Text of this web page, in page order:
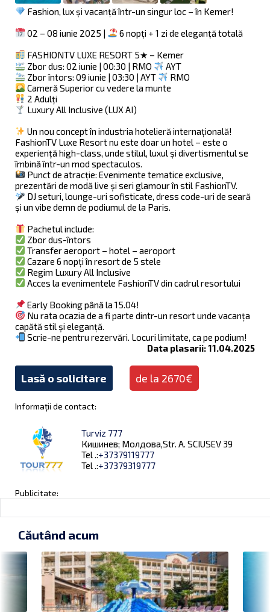
Fashion, lux și vacanță într-un singur loc – în Kemer!
02 – 08 iunie 2025 |
6 nopți + 1 zi de eleganță totală
FASHIONTV LUXE RESORT 5★ – Kemer
Zbor dus: 02 iunie | 00:30 | RMO
AYT
Zbor întors: 09 iunie | 03:30 | AYT
RMO
Cameră Superior cu vedere la munte
2 Adulți
Luxury All Inclusive (LUX AI)
Un nou concept în industria hotelieră internațională!
FashionTV Luxe Resort nu este doar un hotel – este o
experiență high-class, unde stilul, luxul și divertismentul se
îmbină într-un mod spectaculos.
Punct de atracție: Evenimente tematice exclusive,
prezentări de modă live și seri glamour în stil FashionTV.
DJ seturi, lounge-uri sofisticate, dress code-uri de seară
și un vibe demn de podiumul de la Paris.
Pachetul include:
Zbor dus-întors
Transfer aeroport – hotel – aeroport
Cazare 6 nopți în resort de 5 stele
Regim Luxury All Inclusive
Acces la evenimentele FashionTV din cadrul resortului
Early Booking până la 15.04!
Nu rata ocazia de a fi parte dintr-un resort unde vacanța
capătă stil și eleganță.
Scrie-ne pentru rezervări. Locuri limitate, ca pe podium!
Data plasarii: 11.04.2025
Lasă o solicitare de la 2670€
Informații de contact:
Turviz 777
Кишинев; Молдова,Str. A. SCIUSEV 39
Tel .:+37379119777
Tel .:+37379319777
Publicitate:
Căutând acum